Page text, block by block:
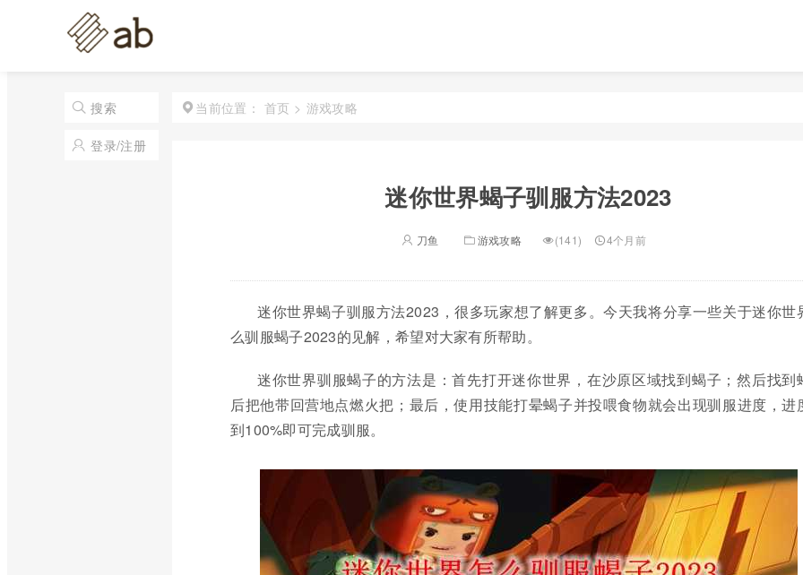
搜索
登录/注册
当前位置： 首页 > 游戏攻略
迷你世界蝎子驯服方法2023
刀鱼 游戏攻略 (141) 4个月前
迷你世界蝎子驯服方法2023，很多玩家想了解更多。今天我将分享一些关于迷你世
么驯服蝎子2023的见解，希望对大家有所帮助。
迷你世界驯服蝎子的方法是：首先打开迷你世界，在沙原区域找到蝎子；然后找到
后把他带回营地点燃火把；最后，使用技能打晕蝎子并投喂食物就会出现驯服进度，进
到100%即可完成驯服。